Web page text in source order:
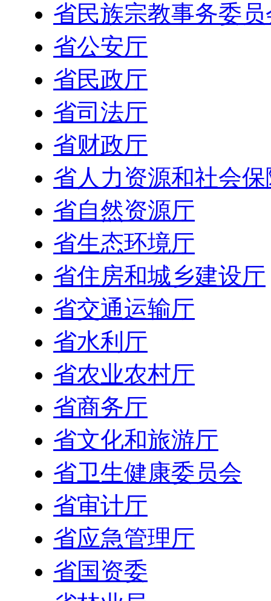
省民族宗教事务委员
省公安厅
省民政厅
省司法厅
省财政厅
省人力资源和社会
省自然资源厅
省生态环境厅
省住房和城乡建设厅
省交通运输厅
省水利厅
省农业农村厅
省商务厅
省文化和旅游厅
省卫生健康委员会
省审计厅
省应急管理厅
省国资委